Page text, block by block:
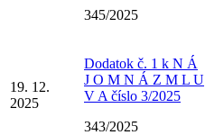
345/2025
19. 12.
2025
Dodatok č. 1 k N Á
J O M N Á Z M L U
V A číslo 3/2025
343/2025